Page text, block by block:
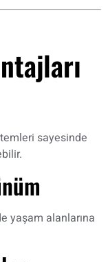
sayesinde
yaşam alanlarına